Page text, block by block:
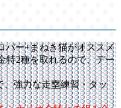
バー+まねき猫がオススメ
特2種を取れるので、デー
、強力な走塁練習・タッ